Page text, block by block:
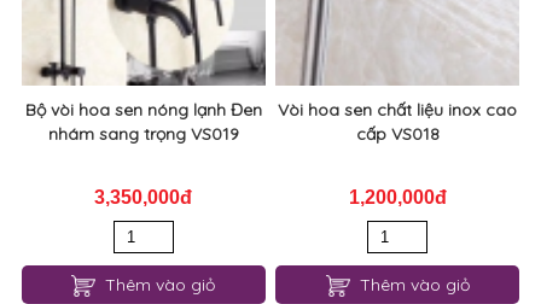
Bộ vòi hoa sen nóng lạnh Đen
nhám sang trọng VS019
3,350,000đ
Thêm vào giỏ
Vòi hoa sen chất liệu inox cao
cấp VS018
1,200,000đ
Thêm vào giỏ